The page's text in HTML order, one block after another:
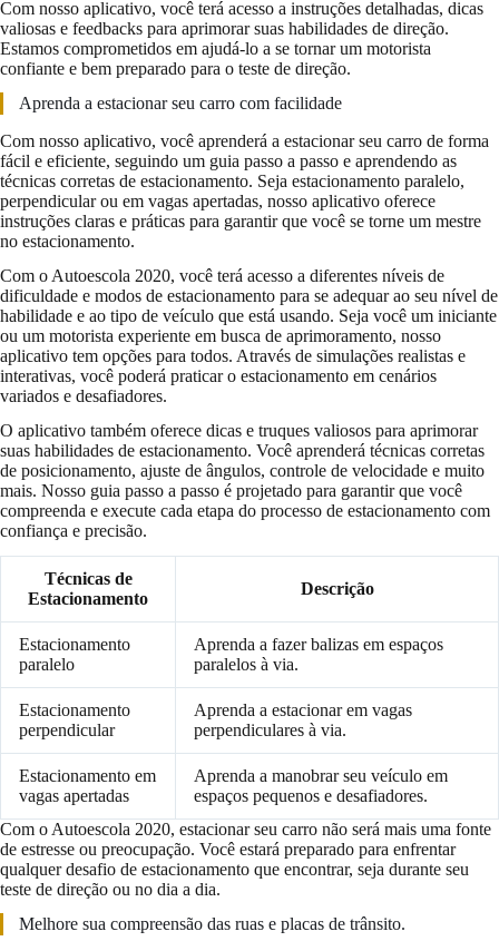
Com nosso aplicativo, você terá acesso a instruções detalhadas, dicas
valiosas e feedbacks para aprimorar suas habilidades de direção.
Estamos comprometidos em ajudá-lo a se tornar um motorista
confiante e bem preparado para o teste de direção.
Aprenda a estacionar seu carro com facilidade
Com nosso aplicativo, você aprenderá a estacionar seu carro de forma
fácil e eficiente, seguindo um guia passo a passo e aprendendo as
técnicas corretas de estacionamento. Seja estacionamento paralelo,
perpendicular ou em vagas apertadas, nosso aplicativo oferece
instruções claras e práticas para garantir que você se torne um mestre
no estacionamento.
Com o Autoescola 2020, você terá acesso a diferentes níveis de
dificuldade e modos de estacionamento para se adequar ao seu nível de
habilidade e ao tipo de veículo que está usando. Seja você um iniciante
ou um motorista experiente em busca de aprimoramento, nosso
aplicativo tem opções para todos. Através de simulações realistas e
interativas, você poderá praticar o estacionamento em cenários
variados e desafiadores.
O aplicativo também oferece dicas e truques valiosos para aprimorar
suas habilidades de estacionamento. Você aprenderá técnicas corretas
de posicionamento, ajuste de ângulos, controle de velocidade e muito
mais. Nosso guia passo a passo é projetado para garantir que você
compreenda e execute cada etapa do processo de estacionamento com
confiança e precisão.
Técnicas de
Estacionamento
Descrição
Estacionamento
paralelo
Aprenda a fazer balizas em espaços
paralelos à via.
Estacionamento
perpendicular
Aprenda a estacionar em vagas
perpendiculares à via.
Estacionamento em
vagas apertadas
Aprenda a manobrar seu veículo em
espaços pequenos e desafiadores.
Com o Autoescola 2020, estacionar seu carro não será mais uma fonte
de estresse ou preocupação. Você estará preparado para enfrentar
qualquer desafio de estacionamento que encontrar, seja durante seu
teste de direção ou no dia a dia.
Melhore sua compreensão das ruas e placas de trânsito.